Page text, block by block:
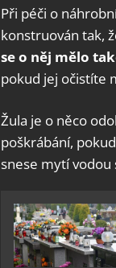
Při péči o
konstruován tak,
se o něj mělo
pokud jej očistíte
Žula je o něco
poškrábání,
snese mytí